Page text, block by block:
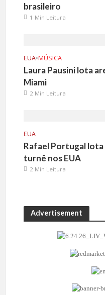
brasileiro
1 Min Leitura
EUA•MÚSICA
Laura Pausini lota
Miami
2 Min Leitura
EUA
Rafael Portugal
turnê nos EUA
2 Min Leitura
Advertisement